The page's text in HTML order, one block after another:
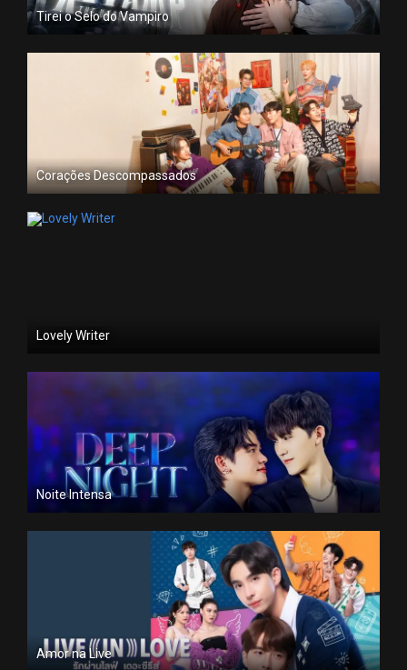
Tirei o Selo do Vampiro
Corações Descompassados
Lovely Writer
Noite Intensa
Amor na Live